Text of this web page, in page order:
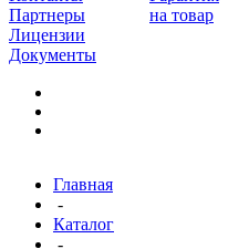
Партнеры
Лицензии
Документы
на товар
Главная
-
Каталог
-